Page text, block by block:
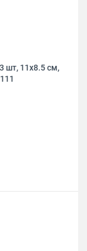
шт, 11х8.5 см,